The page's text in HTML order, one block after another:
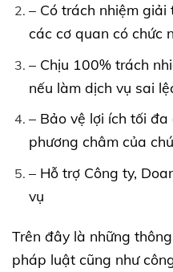
– Có trách nhiệm
các cơ quan có chức
– Chịu 100% trách
nếu làm dịch vụ sai
– Bảo vệ lợi ích tối
phương châm của
– Hỗ trợ Công ty,
vụ
Trên đây là những
pháp luật cũng như